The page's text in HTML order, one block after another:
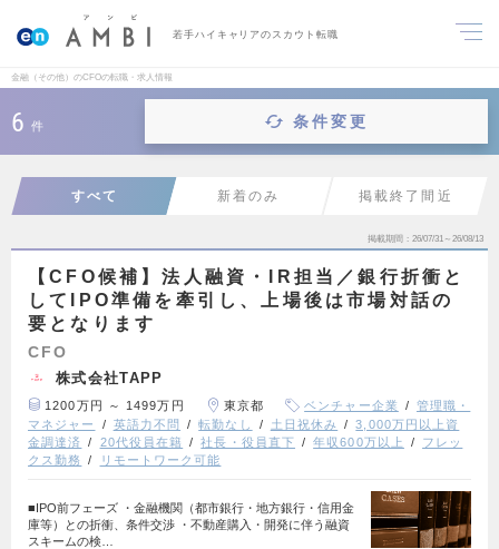
若手ハイキャリアのスカウト転職
金融（その他）のCFOの転職・求人情報
6 件 条件変更
すべて 新着のみ 掲載終了間近
掲載期間 26/07/31～26/08/13
【CFO候補】法人融資・IR担当／銀行折衝と
してIPO準備を牽引し、上場後は市場対話の
要となります
CFO
株式会社TAPP
1200万円 ～ 1499万円 東京都 ベンチャー企業
管理職・
マネジャー
英語力不問 転勤なし 土日祝休み
3,000万円以上資
金調達済
20代役員在籍 社長・役員直下 年収600万以上
フレッ
クス勤務
リモートワーク可能
■IPO前フェーズ ・金融機関（都市銀行・地方銀行・信用金
庫等）との折衝、条件交渉 ・不動産購入・開発に伴う融資
スキームの検…